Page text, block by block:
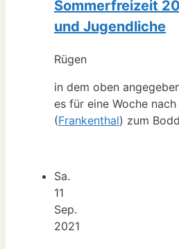
Sommerfreizeit
und Jugendliche
Rügen
in dem oben
es für eine Woche nach
(Frankenthal) zum
Sa.
11
Sep.
2021